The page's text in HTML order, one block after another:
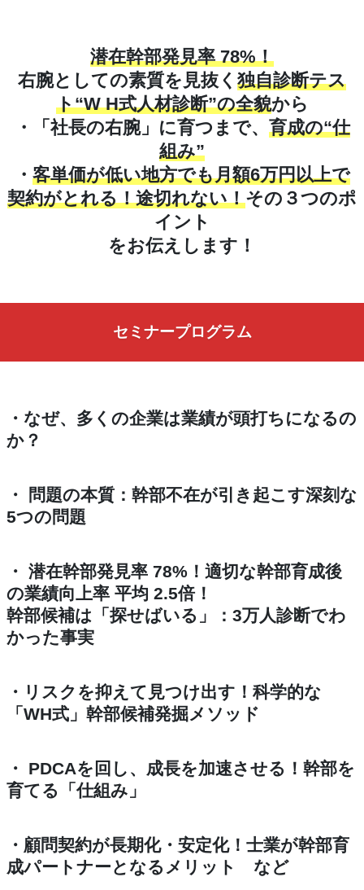
潜在幹部発見率 78%！
右腕としての素質を見抜く 独自診断テス
ト“W H式人材診断”の全貌から
・「社長の右腕」に育つまで、 育成の“仕
組み”
・ 客単価が低い地方でも月額6万円以上で
契約がとれる！途切れない！その３つのポ
イント
をお伝えします！
セミナープログラム
・なぜ、多くの企業は業績が頭打ちになるの
か？
・ 問題の本質：幹部不在が引き起こす深刻な
5つの問題
・ 潜在幹部発見率 78%！ 適切な幹部育成後
の業績向上率 平均 2.5倍！
幹部候補は「探せばいる」：3万人診断でわ
かった事実
・リスクを抑えて見つけ出す！科学的な
「WH式」幹部候補発掘メソッド
・ PDCAを回し、成長を加速させる！幹部を
育てる「仕組み」
・顧問契約が長期化・安定化！士業が幹部育
成パートナーとなるメリット など